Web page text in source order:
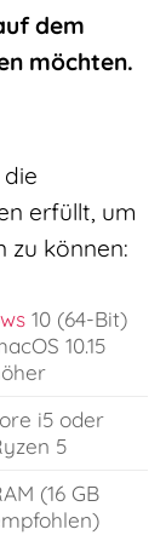
dem
möchten.
erfüllt, um
zu können:
10 (64-Bit)
10.15
i5 oder
5
(16 GB